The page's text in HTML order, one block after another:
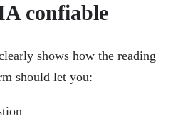
confiable
shows how the reading
should let you: